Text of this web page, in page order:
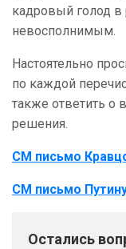
кадровый голод в
невосполнимым.
Настоятельно
по каждой
также ответить о
решения.
СМ письмо
СМ письмо
Остались